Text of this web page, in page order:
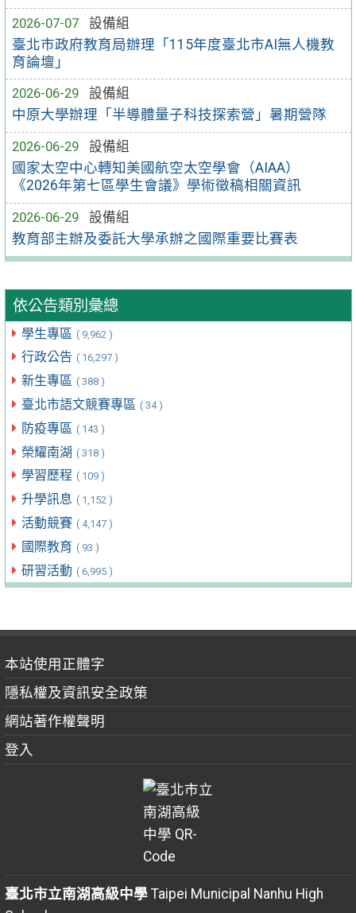
2026-07-07
設備組
臺北市政府教育局辦理「115年度臺北市AI無人機教
育論壇」
2026-06-29
設備組
中原大學辦理「半導體量子科技探索營」暑期營隊
2026-06-29
設備組
國家太空中心轉知美國航空太空學會（AIAA）
《2026年第七區學生會議》學術徵稿相關資訊
2026-06-29
設備組
教育部主辦及委託大學承辦之國際重要比賽表
依公告類別彙總
學生專區 ( 9,962 )
行政公告 ( 16,297 )
新生專區 ( 388 )
臺北市語文競賽專區 ( 34 )
防疫專區 ( 143 )
榮耀南湖 ( 318 )
學習歷程 ( 109 )
升學訊息 ( 1,152 )
活動競賽 ( 4,147 )
國際教育 ( 93 )
研習活動 ( 6,995 )
本站使用正體字
隱私權及資訊安全政策
網站著作權聲明
登入
臺北市立南湖高級中學Taipei Municipal Nanhu High